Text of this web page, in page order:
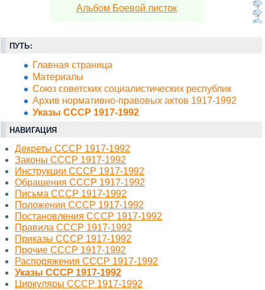
Альбом Боевой листок
ПУТЬ:
Главная страница
Материалы
Союз советских социалистических республик
Архив нормативно-правовых актов 1917-1992
Указы СССР 1917-1992
НАВИГАЦИЯ
Декреты СССР 1917-1992
Законы СССР 1917-1992
Инструкции СССР 1917-1992
Обращения СССР 1917-1992
Письма СССР 1917-1992
Положения СССР 1917-1992
Постановления СССР 1917-1992
Правила СССР 1917-1992
Приказы СССР 1917-1992
Прочие СССР 1917-1992
Распоряжения СССР 1917-1992
Указы СССР 1917-1992
Циркуляры СССР 1917-1992